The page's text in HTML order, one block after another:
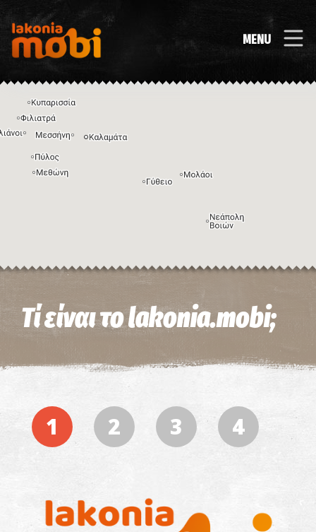
MENU
Η εικόνα ενδέχεται να υπόκειται σε πνευματικά δικαιώματα
Τί είναι το lakonia.mobi;
1 2 3 4